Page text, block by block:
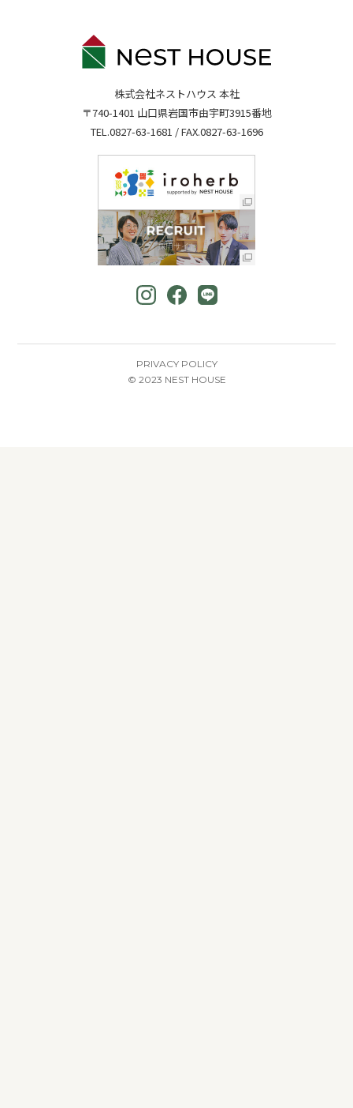
株式会社ネストハウス 本社
〒740-1401 山口県岩国市由宇町3915番地
TEL.0827-63-1681 / FAX.0827-63-1696
PRIVACY POLICY
© 2023 NEST HOUSE